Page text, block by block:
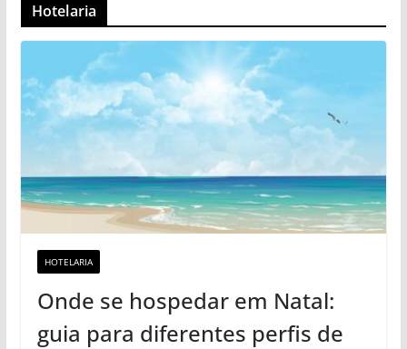
Hotelaria
HOTELARIA
Onde se hospedar em Natal:
guia para diferentes perfis de